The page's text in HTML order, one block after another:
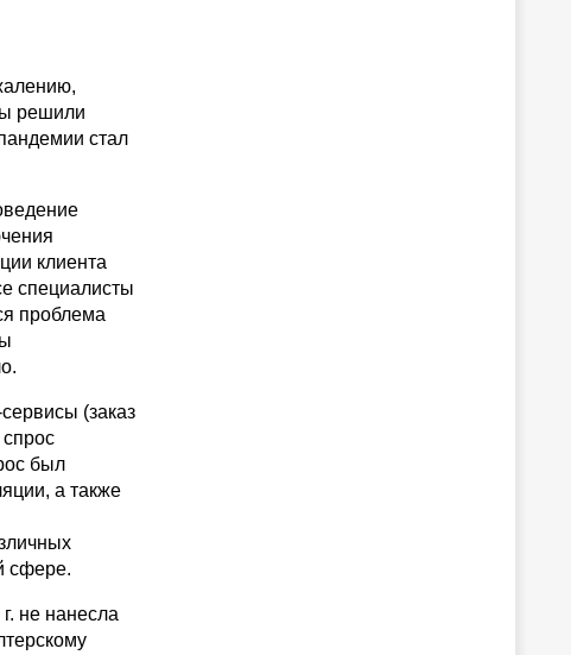
решили
стал
клиента
специалисты
проблема
(заказ
был
а также
сфере.
не нанесла